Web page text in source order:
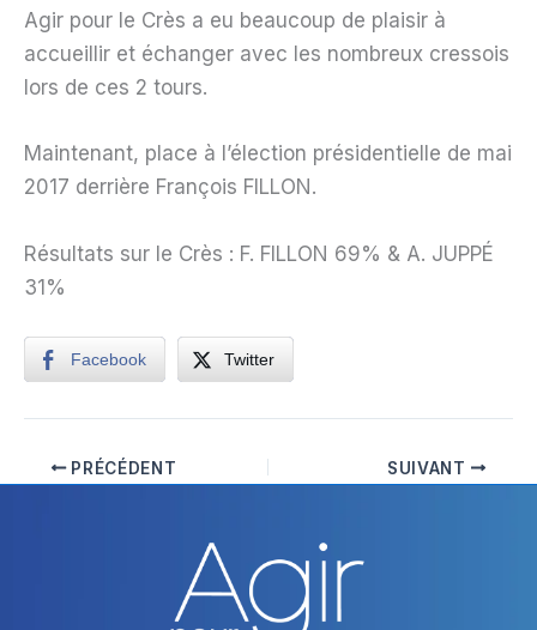
Agir pour le Crès a eu beaucoup de plaisir à
accueillir et échanger avec les nombreux cressois
lors de ces 2 tours.
Maintenant, place à l’élection présidentielle de mai
2017 derrière François FILLON.
Résultats sur le Crès : F. FILLON 69% & A. JUPPÉ
31%
Facebook Twitter
PRÉCÉDENT SUIVANT